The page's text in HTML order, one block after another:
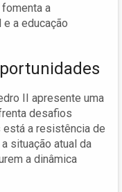
a
a educação
II apresente uma
desafios
a resistência de
situação atual da
a dinâmica